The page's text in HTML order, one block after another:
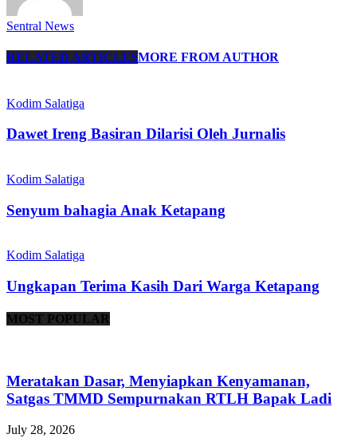
Sentral News
RELATED ARTICLESMORE FROM AUTHOR
Kodim Salatiga
Dawet Ireng Basiran Dilarisi Oleh Jurnalis
Kodim Salatiga
Senyum bahagia Anak Ketapang
Kodim Salatiga
Ungkapan Terima Kasih Dari Warga Ketapang
MOST POPULAR
Meratakan Dasar, Menyiapkan Kenyamanan,
Satgas TMMD Sempurnakan RTLH Bapak Ladi
July 28, 2026